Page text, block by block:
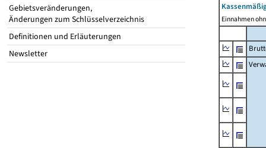
Gebietsveränderungen,
Änderungen zum Schlüsselverzeichnis
Definitionen und Erläuterungen
Newsletter
Einnahmen